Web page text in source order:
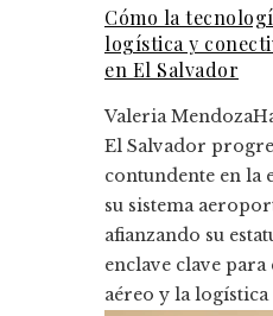
Cómo la
logística y
en El Salvador
Valeria Mendoza
El Salvador
contundente en la
su sistema
afianzando su
enclave clave
aéreo y la logística